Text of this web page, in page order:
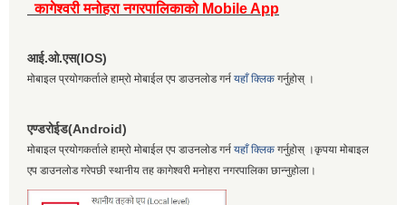
कागेश्वरी मनोहरा नगरपालिकाको Mobile App
आई.ओ.एस(IOS)
मोबाइल प्रयोगकर्ताले हाम्रो मोबाईल एप डाउनलोड गर्न यहाँ क्लिक गर्नुहोस् ।
एण्डरोईड(Android)
मोबाइल प्रयोगकर्ताले हाम्रो मोबाईल एप डाउनलोड गर्न यहाँ क्लिक गर्नुहोस् ।कृपया मोबाइल
एप डाउनलोड गरेपछी स्थानीय तह कागेश्वरी मनोहरा नगरपालिका छान्नुहोला।